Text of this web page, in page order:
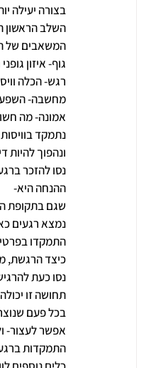
בצורה יעילה
השלב הראשון
המשאבים של
גוף- איזון גופני
רגש- הכלה
מחשבה-
אמונה- מה
נתמקד בוויסות
ונהפוך להיות
נסו להזכר
ההנחה היא-
שגם בתקופת
נמצא רגעים
התמקדו
כיצד הרגשת,
נסו כעת
תחושה זו
בכל פעם
אפשר לעצור-
התמקדות